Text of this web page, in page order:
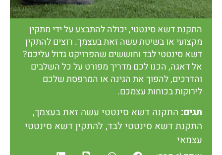
התקנת דשא סינטטי, יכולה להתבצע על ידי מתקין
מקצועי או בשיטת עשה זאת בעצמך. רוצים להתקין
דשא סינטטי לבד וחוששים שהפרויקט גדול עליכם?
אל דאגה, הכנו לכם מדריך מפורט על כל השלבים
והדרכים, להפוך את הגינה או המרפסת שלכם
לירוקות בכוחות עצמכם.
תגים: התקנה דשא סינטטי עשה זאת בעצמך,
התקנת דשא סינטטי לבד, להתקין דשא סינטטי
עצמאי